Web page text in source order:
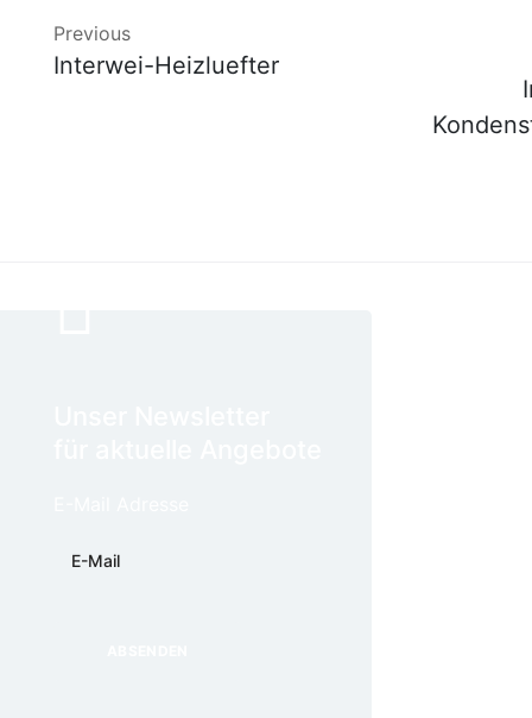
Previous
Interwei-Heizluefter